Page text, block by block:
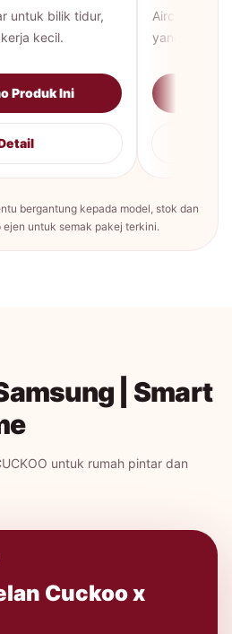
untuk bilik tidur,
kecil.
Produk Ini
Aircond
yang lebih
bergantung kepada model, stok dan
ejen untuk semak pakej terkini.
| Smart
untuk rumah pintar dan
Cuckoo x